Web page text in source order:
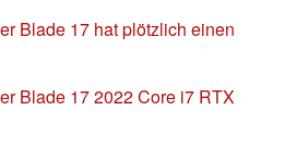
Blade 17 hat plötzlich einen
Blade 17 2022 Core i7 RTX